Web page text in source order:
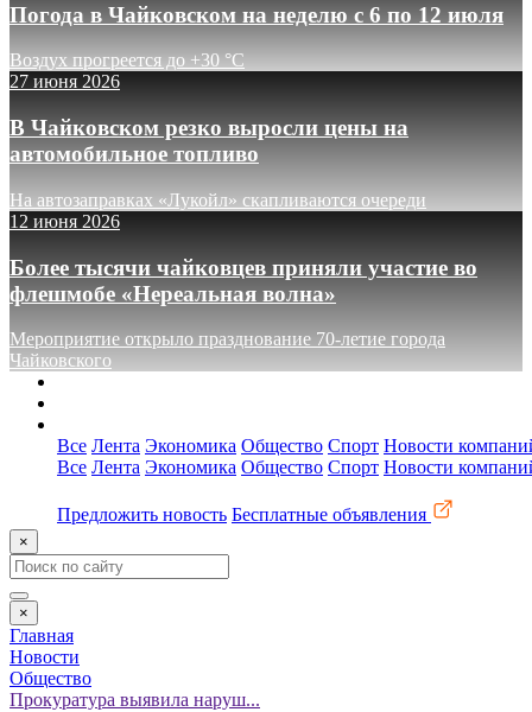
Погода в Чайковском на неделю с 6 по 12 июля
Воздух прогреется до +30 °C
27 июня 2026
В Чайковском резко выросли цены на
автомобильное топливо
На автозаправках «Лукойл» скапливаются очереди
12 июня 2026
Более тысячи чайковцев приняли участие во
флешмобе «Нереальная волна»
Мероприятие открыло празднование 70-летие города
Чайковского
Все Лента Экономика Общество Спорт Новости
Все Лента Экономика Общество Спорт Новости
Предложить новость Бесплатные объявления
×
×
Главная
Новости
Общество
Прокуратура выявила наруш...